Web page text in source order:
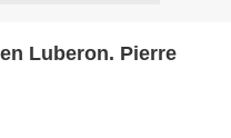
Luberon. Pierre